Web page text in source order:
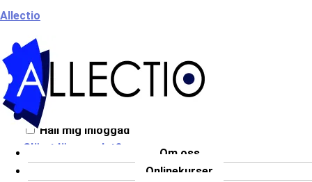
Allectio
Om oss
Onlinekurser
Välkommen till Allectio!
Håll mig inloggad
Glömt lösenordet?